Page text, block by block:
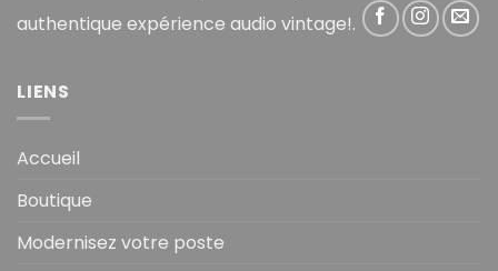
authentique expérience audio vintage!.
LIENS
Accueil
Boutique
Modernisez votre poste